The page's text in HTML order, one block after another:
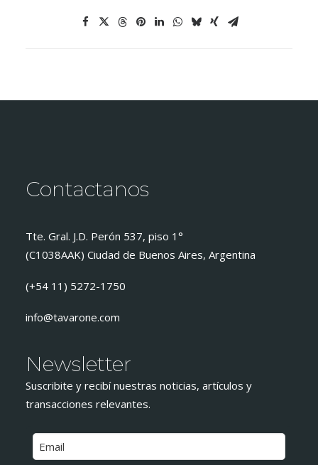
Contactanos
Tte. Gral. J.D. Perón 537, piso 1°
(C1038AAK) Ciudad de Buenos Aires, Argentina
(+54 11) 5272-1750
info@tavarone.com
Newsletter
Suscribite y recibí nuestras noticias, artículos y
transacciones relevantes.